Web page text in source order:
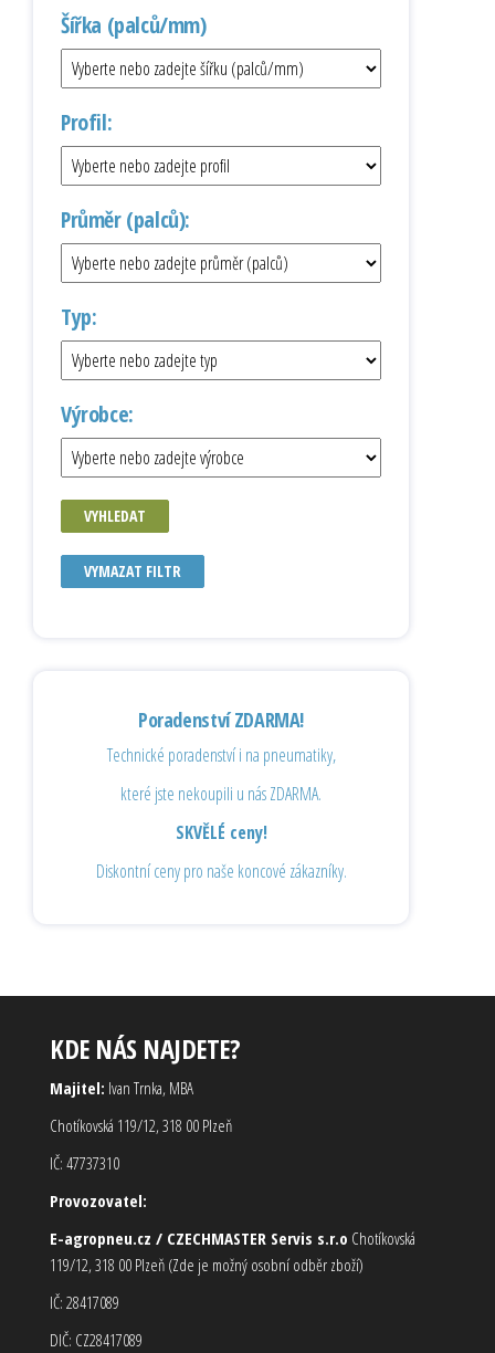
Šířka (palců/mm)
Profil:
Průměr (palců):
Typ:
Výrobce:
VYHLEDAT
VYMAZAT FILTR
Poradenství ZDARMA!
Technické poradenství i na pneumatiky,
které jste nekoupili u nás ZDARMA.
SKVĚLÉ ceny!
Diskontní ceny pro naše koncové zákazníky.
KDE NÁS NAJDETE?
Majitel: Ivan Trnka, MBA
Chotíkovská 119/12, 318 00 Plzeň
IČ: 47737310
Provozovatel:
E-agropneu.cz / CZECHMASTER Servis s.r.o Chotíkovská
119/12, 318 00 Plzeň (Zde je možný osobní odběr zboží)
IČ: 28417089
DIČ: CZ28417089